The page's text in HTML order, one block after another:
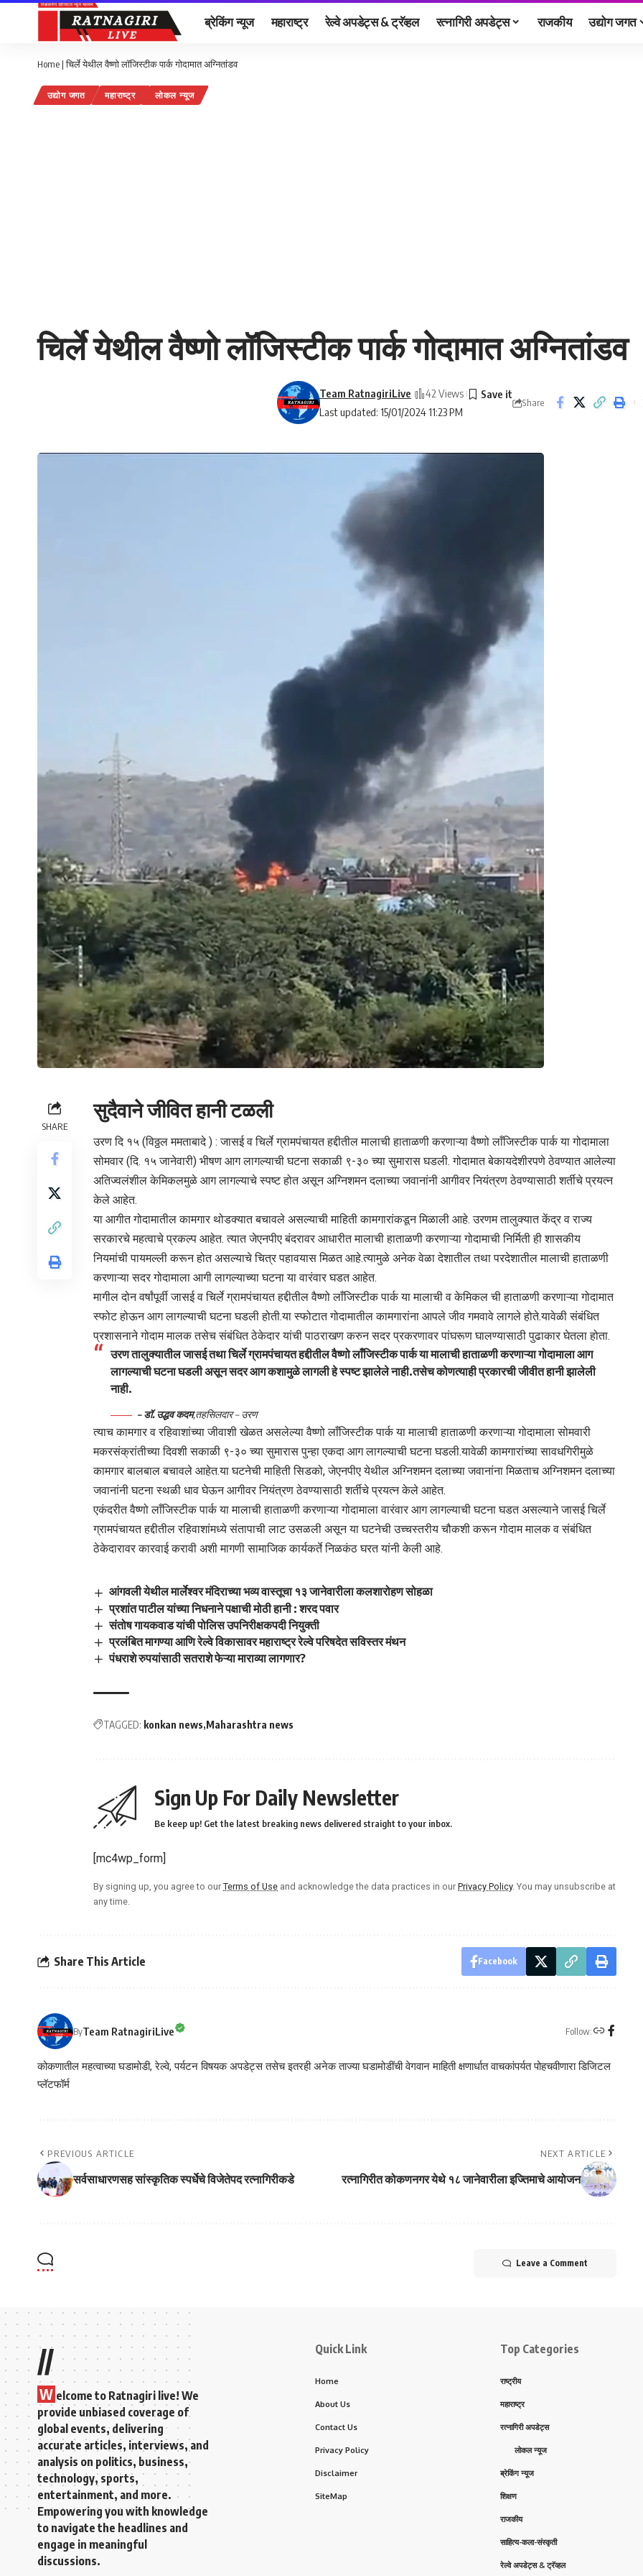
ब्रेकिंग न्यूज महाराष्ट्र रेल्वे अपडेट्स & ट्रॅव्हल रत्नागिरी अपडेट्स राजकीय उद्योग जगत
Home |चिर्ले येथील वैष्णो लॉजिस्टीक पार्क गोदामात अग्नितांडव
उद्योग जगत महाराष्ट्र लोकल न्यूज
चिर्ले येथील वैष्णो लॉजिस्टीक पार्क गोदामात अग्नितांडव
Last updated: 15/01/2024 11:23 PM
Team RatnagiriLive 42 Views
Share
SHARE
सुदैवाने जीवित हानी टळली
उरण दि १५ (विठ्ठल ममताबादे ) : जासई व चिर्ले ग्रामपंचायत हद्दीतील मालाची हाताळणी करणाऱ्या वैष्णो लाँजिस्टीक पार्क या गोदामाला
सोमवार (दि. १५ जानेवारी) भीषण आग लागल्याची घटना सकाळी ९-३० च्या सुमारास घडली. गोदामात बेकायदेशीरपणे ठेवण्यात आलेल्या
अतिज्वलंशील केमिकलमुळे आग लागल्याचे स्पष्ट होत असून अग्निशमन दलाच्या जवानांनी आगीवर नियंत्रण ठेवण्यासाठी शर्तीचे प्रयत्न
केले आहेत.
या आगीत गोदामातील कामगार थोडक्यात बचावले असल्याची माहिती कामगारांकडून मिळाली आहे. उरणम तालुक्यात केंद्र व राज्य
सरकारचे महत्वाचे प्रकल्प आहेत. त्यात जेएनपीए बंदरावर आधारीत मालाची हाताळणी करणाऱ्या गोदामाची निर्मिती ही शासकीय
नियमांची पायमल्ली करून होत असल्याचे चित्र पहावयास मिळत आहे.त्यामुळे अनेक वेळा देशातील तथा परदेशातील मालाची हाताळणी
करणाऱ्या सदर गोदामाला आगी लागल्याच्या घटना या वारंवार घडत आहेत.
मागील दोन वर्षांपूर्वी जासई व चिर्ले ग्रामपंचायत हद्दीतील वैष्णो लाँजिस्टीक पार्क या मालाची व केमिकल ची हाताळणी करणाऱ्या गोदामात
स्फोट होऊन आग लागल्याची घटना घडली होती.या स्फोटात गोदामातील कामगारांना आपले जीव गमवावे लागले होते.यावेळी संबंधित
प्रशासनाने गोदाम मालक तसेच संबंधित ठेकेदार यांची पाठराखण करुन सदर प्रकरणावर पांघरूण घालण्यासाठी पुढाकार घेतला होता.
उरण तालुक्यातील जासई तथा चिर्ले ग्रामपंचायत हद्दीतील वैष्णो लाँजिस्टीक पार्क या मालाची हाताळणी करणाऱ्या गोदामाला आग
लागल्याची घटना घडली असून सदर आग कशामुळे लागली हे स्पष्ट झालेले नाही.तसेच कोणत्याही प्रकारची जीवीत हानी झालेली
नाही.
– डॉ. उद्धव कदम,तहसिलदार – उरण
त्याच कामगार व रहिवाशांच्या जीवाशी खेळत असलेल्या वैष्णो लाँजिस्टीक पार्क या मालाची हाताळणी करणाऱ्या गोदामाला सोमवारी
मकरसंक्रांतीच्या दिवशी सकाळी ९-३० च्या सुमारास पुन्हा एकदा आग लागल्याची घटना घडली.यावेळी कामगारांच्या सावधगिरीमुळे
कामगार बालबाल बचावले आहेत.या घटनेची माहिती सिडको, जेएनपीए येथील अग्निशमन दलाच्या जवानांना मिळताच अग्निशमन दलाच्या
जवानांनी घटना स्थळी धाव घेऊन आगीवर नियंत्रण ठेवण्यासाठी शर्तीचे प्रयत्न केले आहेत.
एकंदरीत वैष्णो लाँजिस्टीक पार्क या मालाची हाताळणी करणाऱ्या गोदामाला वारंवार आग लागल्याची घटना घडत असल्याने जासई चिर्ले
ग्रामपंचायत हद्दीतील रहिवाशांमध्ये संतापाची लाट उसळली असून या घटनेची उच्चस्तरीय चौकशी करून गोदाम मालक व संबंधित
ठेकेदारावर कारवाई करावी अशी मागणी सामाजिक कार्यकर्ते निळकंठ घरत यांनी केली आहे.
आंगवली येथील मार्लेश्वर मंदिराच्या भव्य वास्तूचा १३ जानेवारीला कलशारोहण सोहळा
प्रशांत पाटील यांच्या निधनाने पक्षाची मोठी हानी : शरद पवार
संतोष गायकवाड यांची पोलिस उपनिरीक्षकपदी नियुक्ती
प्रलंबित मागण्या आणि रेल्वे विकासावर महाराष्ट्र रेल्वे परिषदेत सविस्तर मंथन
पंधराशे रुपयांसाठी सतराशे फेऱ्या माराव्या लागणार?
TAGGED: konkan news Maharashtra news
Sign Up For Daily Newsletter
Be keep up! Get the latest breaking news delivered straight to your inbox.
[mc4wp_form]
By signing up, you agree to our Terms of Use and acknowledge the data practices in our Privacy Policy. You may unsubscribe at
any time.
Share This Article Facebook
ByTeam RatnagiriLive Follow:
कोकणातील महत्वाच्या घडामोडी, रेल्वे, पर्यटन विषयक अपडेट्स तसेच इतरही अनेक ताज्या घडामोडींची वेगवान माहिती क्षणार्धात वाचकांपर्यत पोहचवीणारा डिजिटल
प्लॅटफॉर्म
PREVIOUS ARTICLE
सर्वसाधारणसह सांस्कृतिक स्पर्धेचे विजेतेपद रत्नागिरीकडे
NEXT ARTICLE
रत्नागिरीत कोकणनगर येथे १८ जानेवारीला इज्तिमाचे आयोजन
Leave a Comment
//
W elcome to Ratnagiri live! We
provide unbiased coverage of
global events, delivering
accurate articles, interviews, and
analysis on politics, business,
technology, sports,
entertainment, and more.
Empowering you with knowledge
to navigate the headlines and
engage in meaningful
discussions.
Quick Link
Home
About Us
Contact Us
Privacy Policy
Disclaimer
SiteMap
Top Categories
राष्ट्रीय
महाराष्ट्र
रत्नागिरी अपडेट्स
लोकल न्यूज
ब्रेकिंग न्यूज
शिक्षण
राजकीय
साहित्य-कला-संस्कृती
रेल्वे अपडेट्स & ट्रॅव्हल